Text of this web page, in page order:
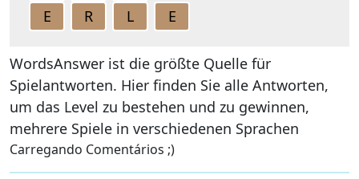
E
R L E
WordsAnswer ist die größte Quelle für
Spielantworten. Hier finden Sie alle Antworten,
um das Level zu bestehen und zu gewinnen,
mehrere Spiele in verschiedenen Sprachen
Carregando Comentários ;)